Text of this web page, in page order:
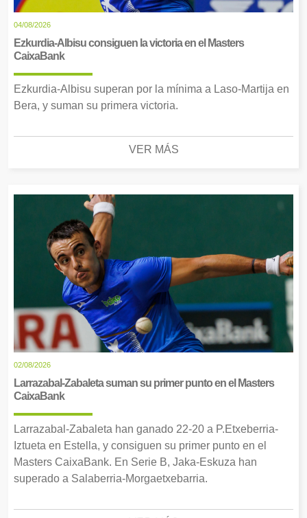
04/08/2026
Ezkurdia-Albisu consiguen la victoria en el Masters
CaixaBank
Ezkurdia-Albisu superan por la mínima a Laso-Martija en
Bera, y suman su primera victoria.
VER MÁS
02/08/2026
Larrazabal-Zabaleta suman su primer punto en el Masters
CaixaBank
Larrazabal-Zabaleta han ganado 22-20 a P.Etxeberria-
Iztueta en Estella, y consiguen su primer punto en el
Masters CaixaBank. En Serie B, Jaka-Eskuza han
superado a Salaberria-Morgaetxebarria.